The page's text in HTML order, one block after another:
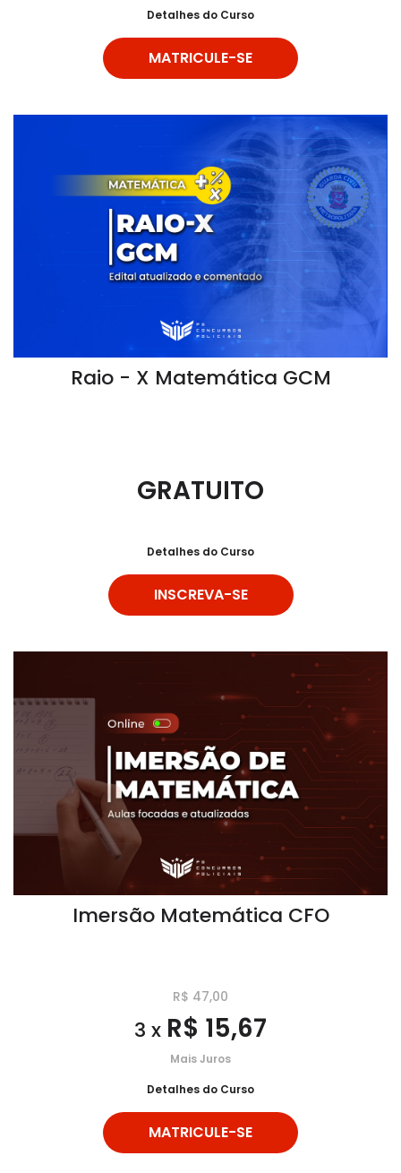
Detalhes do Curso
MATRICULE-SE
Raio - X Matemática GCM
GRATUITO
Detalhes do Curso
INSCREVA-SE
Imersão Matemática CFO
R$ 47,00
3 x R$ 15,67
Mais Juros
Detalhes do Curso
MATRICULE-SE